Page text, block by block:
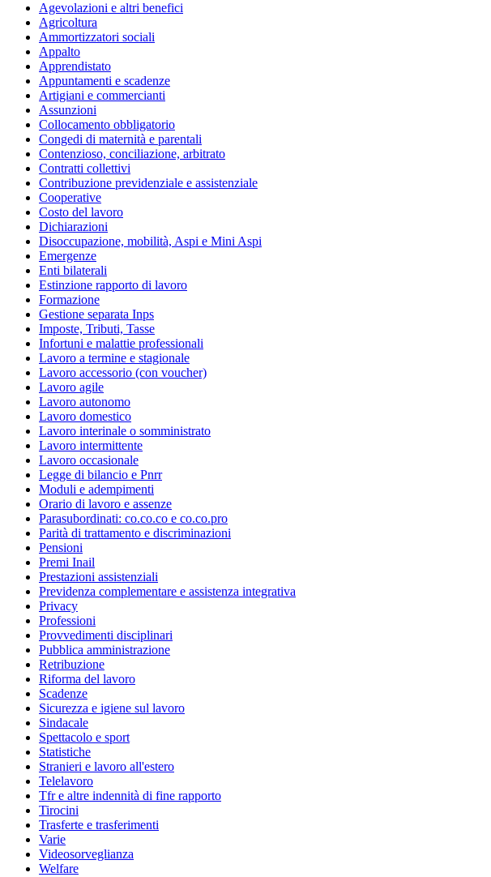
Agevolazioni e altri benefici
Agricoltura
Ammortizzatori sociali
Appalto
Apprendistato
Appuntamenti e scadenze
Artigiani e commercianti
Assunzioni
Collocamento obbligatorio
Congedi di maternità e parentali
Contenzioso, conciliazione, arbitrato
Contratti collettivi
Contribuzione previdenziale e assistenziale
Cooperative
Costo del lavoro
Dichiarazioni
Disoccupazione, mobilità, Aspi e Mini Aspi
Emergenze
Enti bilaterali
Estinzione rapporto di lavoro
Formazione
Gestione separata Inps
Imposte, Tributi, Tasse
Infortuni e malattie professionali
Lavoro a termine e stagionale
Lavoro accessorio (con voucher)
Lavoro agile
Lavoro autonomo
Lavoro domestico
Lavoro interinale o somministrato
Lavoro intermittente
Lavoro occasionale
Legge di bilancio e Pnrr
Moduli e adempimenti
Orario di lavoro e assenze
Parasubordinati: co.co.co e co.co.pro
Parità di trattamento e discriminazioni
Pensioni
Premi Inail
Prestazioni assistenziali
Previdenza complementare e assistenza integrativa
Privacy
Professioni
Provvedimenti disciplinari
Pubblica amministrazione
Retribuzione
Riforma del lavoro
Scadenze
Sicurezza e igiene sul lavoro
Sindacale
Spettacolo e sport
Statistiche
Stranieri e lavoro all'estero
Telelavoro
Tfr e altre indennità di fine rapporto
Tirocini
Trasferte e trasferimenti
Varie
Videosorveglianza
Welfare